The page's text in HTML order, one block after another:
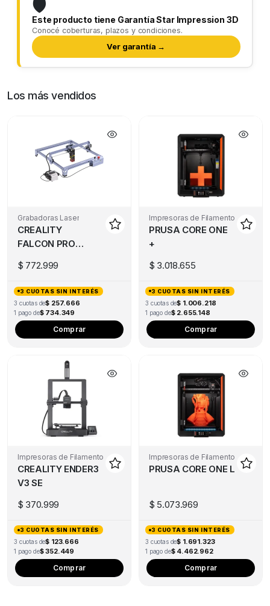
🛡️
Este producto tiene Garantía Star Impression 3D
Conocé coberturas, plazos y condiciones.
Ver garantía →
Los más vendidos
Grabadoras Laser
CREALITY
FALCON PRO
$ 772.999
3 CUOTAS SIN INTERÉS
3 cuotas de$ 257.666
1 pago de$ 734.349
Comprar
Impresoras de Filamento
PRUSA CORE ONE
+
$ 3.018.655
3 CUOTAS SIN INTERÉS
3 cuotas de$ 1.006.218
1 pago de$ 2.655.148
Comprar
Impresoras de Filamento
CREALITY ENDER3
V3 SE
$ 370.999
3 CUOTAS SIN INTERÉS
3 cuotas de$ 123.666
1 pago de$ 352.449
Comprar
Impresoras de Filamento
PRUSA CORE ONE L
$ 5.073.969
3 CUOTAS SIN INTERÉS
3 cuotas de$ 1.691.323
1 pago de$ 4.462.962
Comprar